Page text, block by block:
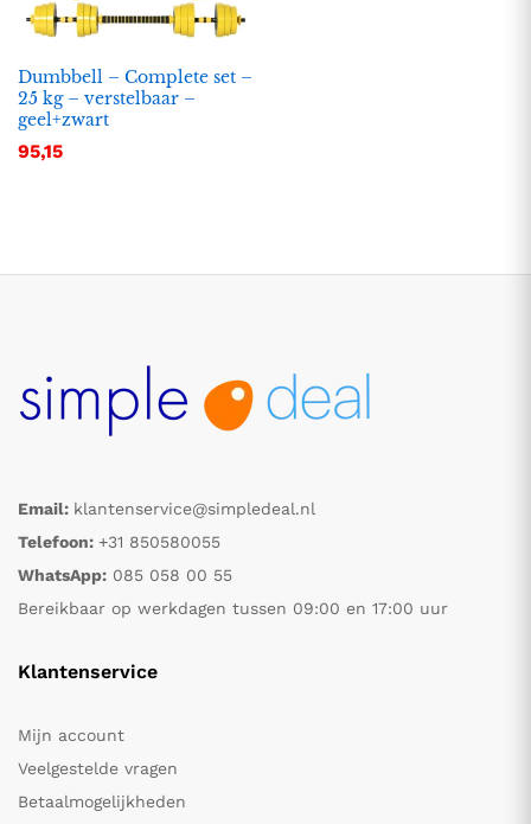
Dumbbell – Complete set –
25 kg – verstelbaar –
geel+zwart
95,15
Email: klantenservice@simpledeal.nl
Telefoon: +31 850580055
WhatsApp: 085 058 00 55
Bereikbaar op werkdagen tussen 09:00 en 17:00 uur
Klantenservice
Mijn account
Veelgestelde vragen
Betaalmogelijkheden